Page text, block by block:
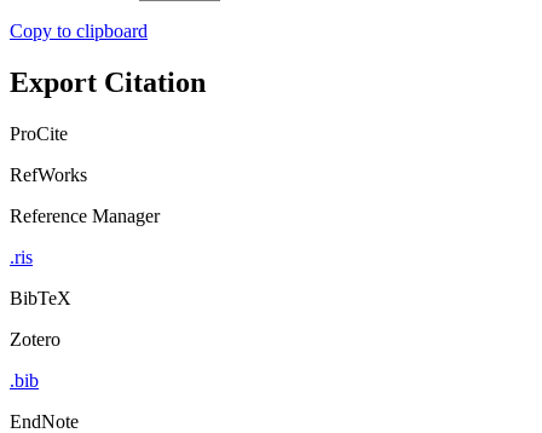
Copy to clipboard
Export Citation
ProCite
RefWorks
Reference Manager
.ris
BibTeX
Zotero
.bib
EndNote